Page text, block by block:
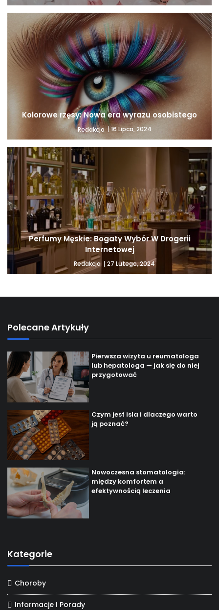
Kolorowe rzęsy: Nowa era wyrazu osobistego
Redakcja 16 Lipca, 2024
Perfumy Męskie: Bogaty Wybór W Drogerii
Internetowej
Redakcja 27 Lutego, 2024
Polecane Artykuły
Pierwsza wizyta u reumatologa
lub hepatologa — jak się do niej
przygotować
Czym jest isla i dlaczego warto
ją poznać?
Nowoczesna stomatologia:
między komfortem a
efektywnością leczenia
Kategorie
Choroby
Informacje I Porady